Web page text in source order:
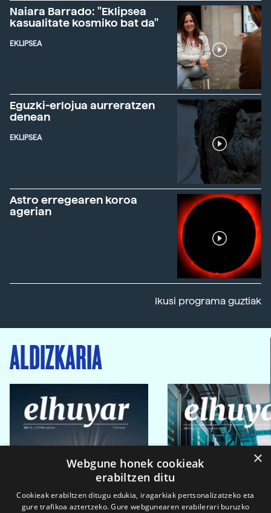
Naiara Barrado: "Eklipsea
kasualitate kosmiko bat da"
EKLIPSEA
Eguzki-erlojua aurreratzen
denean
EKLIPSEA
Astro erregearen koroa
agerian
Ikusi programa guztiak
ALDIZKARIA
×
Webgune honek cookieak
erabiltzen ditu
Cookieak erabiltzen ditugu edukia, iragarkiak pertsonalizatzeko eta
gure trafikoa aztertzeko. Gure webgunearen erabilerari buruzko